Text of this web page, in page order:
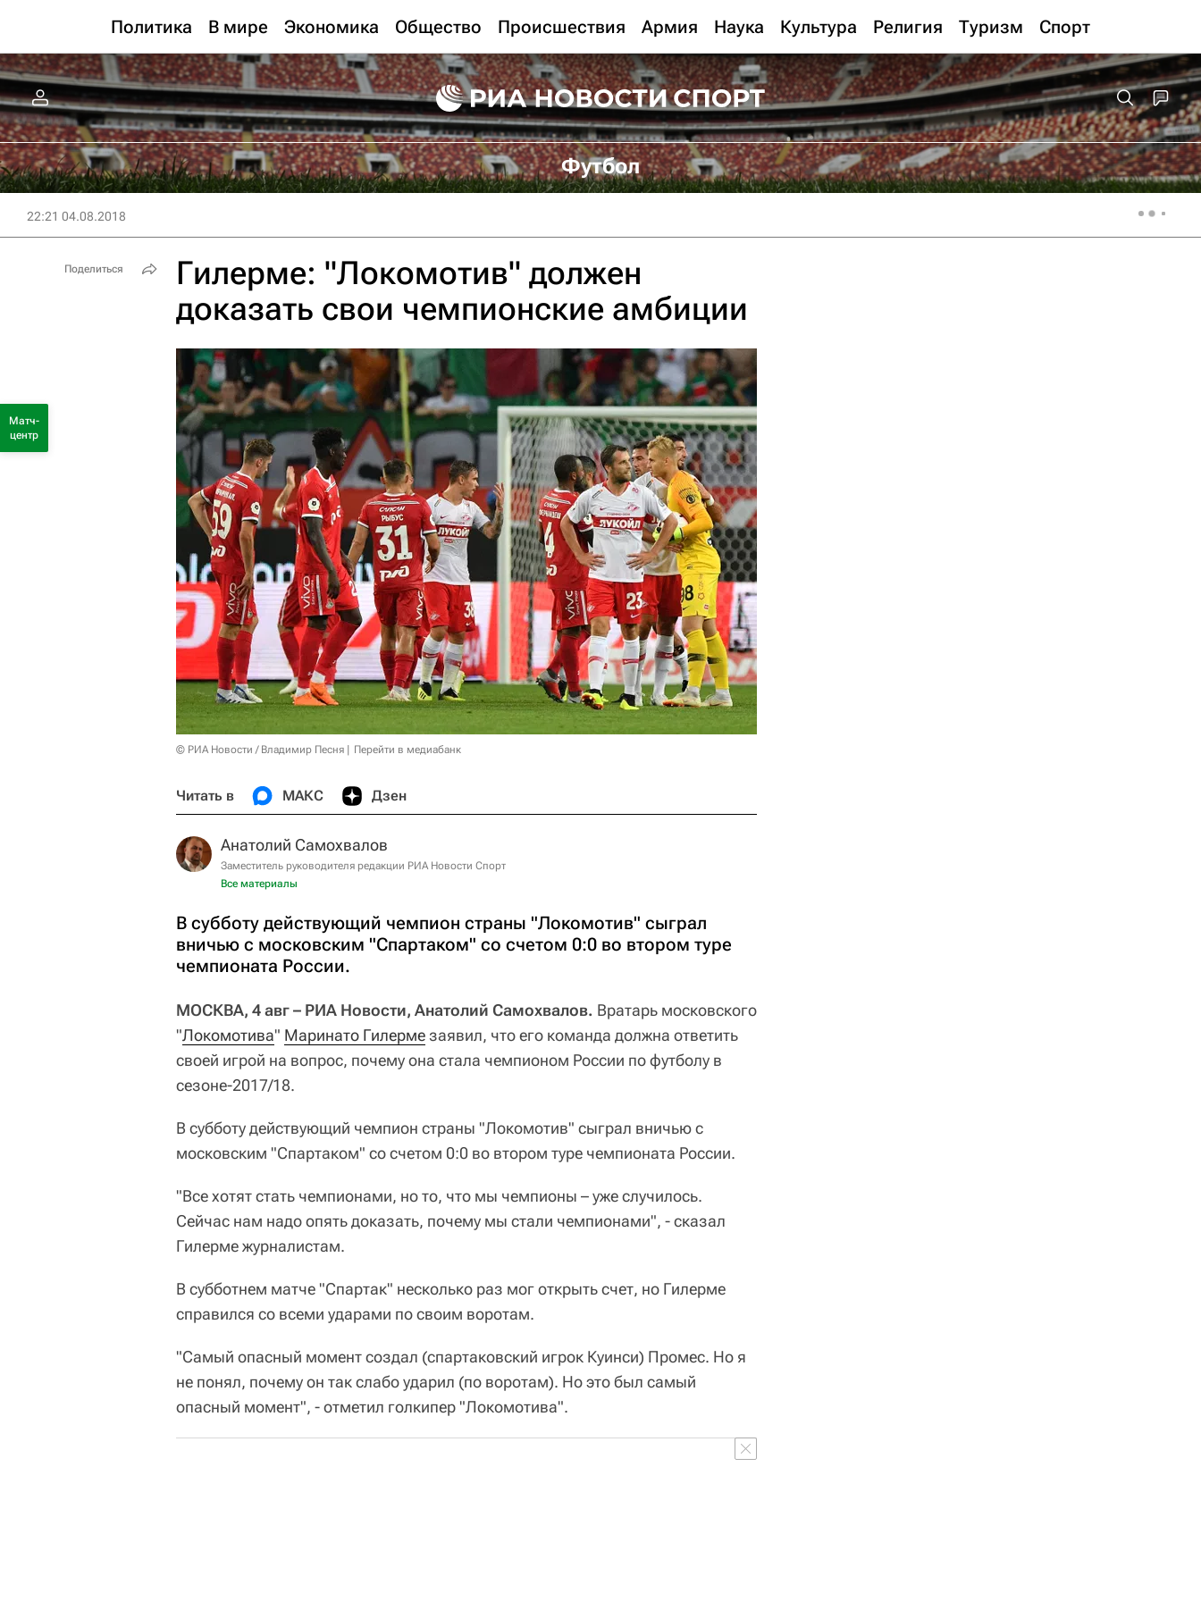
Политика В мире Экономика Общество Происшествия Армия Наука Культура Религия Туризм Спорт
Футбол
22:21 04.08.2018
Гилерме: "Локомотив" должен
доказать свои чемпионские амбиции
© РИА Новости / Владимир Песня Перейти в медиабанк
Читать в МАКС Дзен
Анатолий Самохвалов
Заместитель руководителя редакции РИА Новости Спорт
Все материалы
В субботу действующий чемпион страны "Локомотив" сыграл
вничью с московским "Спартаком" со счетом 0:0 во втором туре
чемпионата России.
МОСКВА, 4 авг – РИА Новости, Анатолий Самохвалов. Вратарь московского
"Локомотива" Маринато Гилермезаявил, что его команда должна ответить
своей игрой на вопрос, почему она стала чемпионом России по футболу в
сезоне-2017/18.
В субботу действующий чемпион страны "Локомотив" сыграл вничью с
московским "Спартаком" со счетом 0:0 во втором туре чемпионата России.
"Все хотят стать чемпионами, но то, что мы чемпионы – уже случилось.
Сейчас нам надо опять доказать, почему мы стали чемпионами", - сказал
Гилерме журналистам.
В субботнем матче "Спартак" несколько раз мог открыть счет, но Гилерме
справился со всеми ударами по своим воротам.
"Самый опасный момент создал (спартаковский игрок Куинси) Промес. Но я
не понял, почему он так слабо ударил (по воротам). Но это был самый
опасный момент", - отметил голкипер "Локомотива".
Поделиться
Матч-
центр